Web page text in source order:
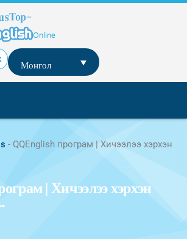
Online
Монгол
- QQEnglish програм | Хичээлээ хэрхэн
| Хичээлээ хэрхэн